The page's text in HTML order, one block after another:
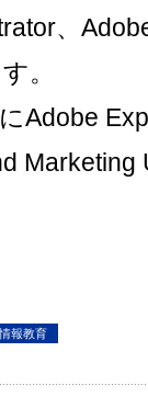
、
。
Adobe
報教育